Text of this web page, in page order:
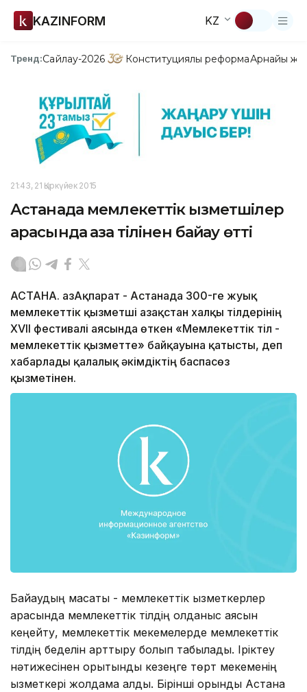
KAZINFORM KZ
Тренд:Сайлау-2026 Конституциялық реформаАрнайы
21:43, 21 Қыркүйек 2015
Астанада мемлекеттік қызметшілер
арасында қазақ тілінен байқау өтті
АСТАНА. ҚазАқпарат - Астанада 300-ге жуық
мемлекеттік қызметші Қазақстан халқы тілдерінің
ХVІІ фестивалі аясында өткен «Мемлекеттік тіл -
мемлекеттік қызметте» байқауына қатысты, деп
хабарлады қалалық әкімдіктің баспасөз
қызметінен.
Байқаудың мақсаты - мемлекеттік қызметкерлер
арасында мемлекеттік тілдің қолданыс аясын
кеңейту, мемлекеттік мекемелерде мемлекеттік
тілдің беделін арттыру болып табылады. Іріктеу
нәтижесінен қорытынды кезеңге төрт мекеменің
қызметкері жолдама алды. Бірінші орынды Астана